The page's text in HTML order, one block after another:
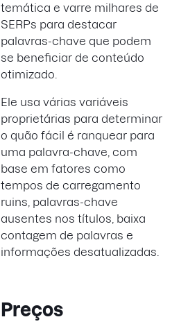
temática e varre milhares de
SERPs para destacar
palavras-chave que podem
se beneficiar de conteúdo
otimizado.
Ele usa várias variáveis
proprietárias para determinar
o quão fácil é ranquear para
uma palavra-chave, com
base em fatores como
tempos de carregamento
ruins, palavras-chave
ausentes nos títulos, baixa
contagem de palavras e
informações desatualizadas.
Preços